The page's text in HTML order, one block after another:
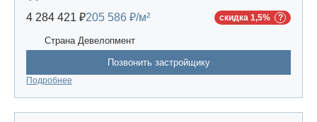
4 284 421 ₽205 586 ₽/м² скидка 1,5%
Страна Девелопмент
Позвонить застройщику
Подробнее